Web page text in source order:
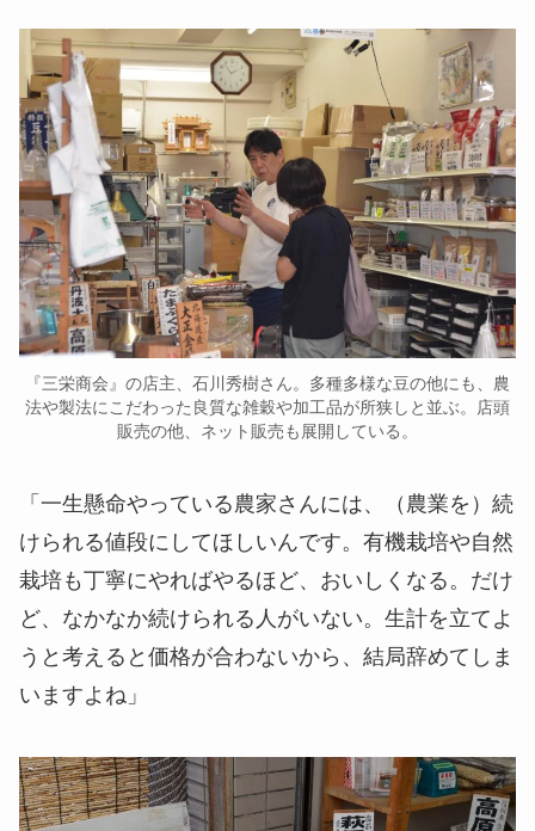
『三栄商会』の店主、石川秀樹さん。多種多様な豆の他にも、農
法や製法にこだわった良質な雑穀や加工品が所狭しと並ぶ。店頭
販売の他、ネット販売も展開している。
「一生懸命やっている農家さんには、（農業を）続
けられる値段にしてほしいんです。有機栽培や自然
栽培も丁寧にやればやるほど、おいしくなる。だけ
ど、なかなか続けられる人がいない。生計を立てよ
うと考えると価格が合わないから、結局辞めてしま
いますよね」